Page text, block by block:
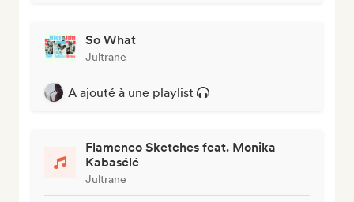
So What
Jultrane
A ajouté à une playlist
Flamenco Sketches feat. Monika
Kabasélé
Jultrane